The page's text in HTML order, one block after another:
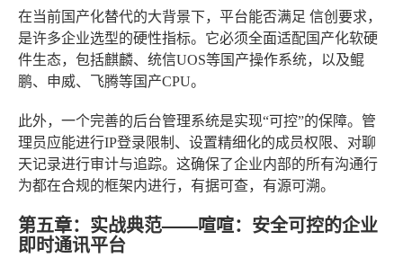
在当前国产化替代的大背景下，平台能否满足 信创 要求，
是许多企业选型的硬性指标。它必须全面适配国产化软硬
件生态，包括麒麟、统信UOS等国产操作系统，以及鲲
鹏、申威、飞腾等国产CPU。
此外，一个完善的后台管理系统是实现“可控”的保障。管
理员应能进行IP登录限制、设置精细化的成员权限、对聊
天记录进行审计与追踪。这确保了企业内部的所有沟通行
为都在合规的框架内进行，有据可查，有源可溯。
第五章：实战典范——喧喧：安全可控的企业
即时通讯平台